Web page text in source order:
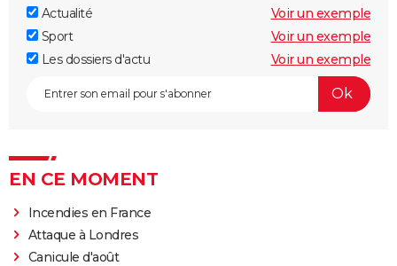
Actualité
Voir un exemple
Sport
Voir un exemple
Les dossiers d'actu
Voir un exemple
EN CE MOMENT
Incendies en France
Attaque à Londres
Canicule d'août